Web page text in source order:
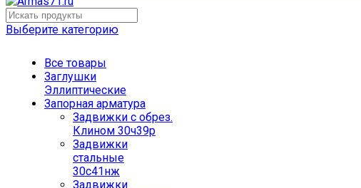
Выберите категорию
Все товары
Заглушки
Эллиптические
Запорная арматура
Задвижки с обрез.
Клином 30ч39р
Задвижки
стальные
30с41нж
Задвижки